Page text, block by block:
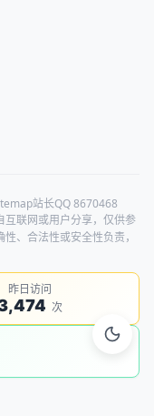
站长QQ 8670468
互联网或用户分享，仅供参
、合法性或安全性负责，
昨日访问
次